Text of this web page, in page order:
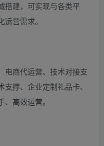
搭建，可实现与各类平
营需求。
电商代运营、技术对接支
撑、企业定制礼品卡、
高效运营。